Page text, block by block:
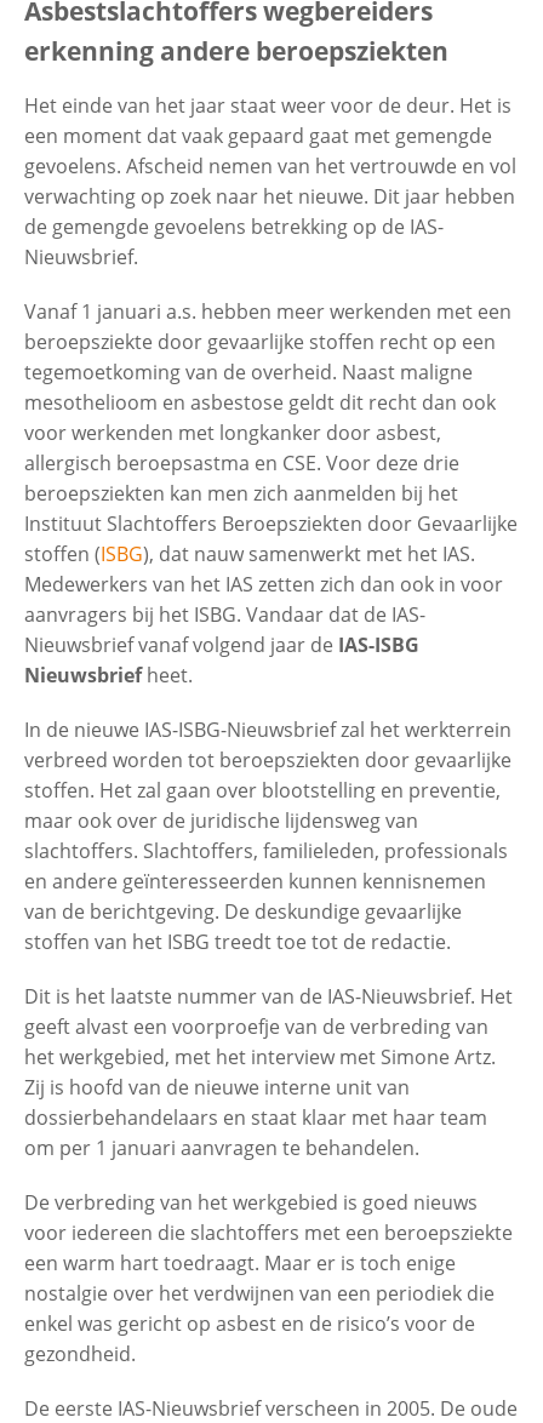
Zoeken
Asbestslachtoffers wegbereiders
erkenning andere beroepsziekten
Het einde van het jaar staat weer voor de deur. Het is
een moment dat vaak gepaard gaat met gemengde
gevoelens. Afscheid nemen van het vertrouwde en vol
verwachting op zoek naar het nieuwe. Dit jaar hebben
de gemengde gevoelens betrekking op de IAS-
Nieuwsbrief.
Vanaf 1 januari a.s. hebben meer werkenden met een
beroepsziekte door gevaarlijke stoffen recht op een
tegemoetkoming van de overheid. Naast maligne
mesothelioom en asbestose geldt dit recht dan ook
voor werkenden met longkanker door asbest,
allergisch beroepsastma en CSE. Voor deze drie
beroepsziekten kan men zich aanmelden bij het
Instituut Slachtoffers Beroepsziekten door Gevaarlijke
stoffen (ISBG), dat nauw samenwerkt met het IAS.
Medewerkers van het IAS zetten zich dan ook in voor
aanvragers bij het ISBG. Vandaar dat de IAS-
Nieuwsbrief vanaf volgend jaar de IAS-ISBG
Nieuwsbriefheet.
In de nieuwe IAS-ISBG-Nieuwsbrief zal het werkterrein
verbreed worden tot beroepsziekten door gevaarlijke
stoffen. Het zal gaan over blootstelling en preventie,
maar ook over de juridische lijdensweg van
slachtoffers. Slachtoffers, familieleden, professionals
en andere geïnteresseerden kunnen kennisnemen
van de berichtgeving. De deskundige gevaarlijke
stoffen van het ISBG treedt toe tot de redactie.
Dit is het laatste nummer van de IAS-Nieuwsbrief. Het
geeft alvast een voorproefje van de verbreding van
het werkgebied, met het interview met Simone Artz.
Zij is hoofd van de nieuwe interne unit van
dossierbehandelaars en staat klaar met haar team
om per 1 januari aanvragen te behandelen.
De verbreding van het werkgebied is goed nieuws
voor iedereen die slachtoffers met een beroepsziekte
een warm hart toedraagt. Maar er is toch enige
nostalgie over het verdwijnen van een periodiek die
enkel was gericht op asbest en de risico’s voor de
gezondheid.
De eerste IAS-Nieuwsbrief verscheen in 2005. De oude